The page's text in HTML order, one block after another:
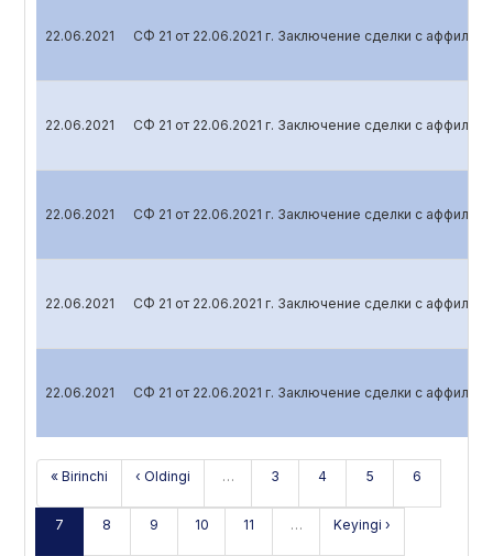
22.06.2021 СФ 21 от 22.06.2021 г. Заключение сделки с
22.06.2021 СФ 21 от 22.06.2021 г. Заключение сделки с
22.06.2021 СФ 21 от 22.06.2021 г. Заключение сделки с
22.06.2021 СФ 21 от 22.06.2021 г. Заключение сделки с
22.06.2021 СФ 21 от 22.06.2021 г. Заключение сделки с
« Birinchi ‹ Oldingi … 3 4 5 6
7 8 9 10 11 … Keyingi ›